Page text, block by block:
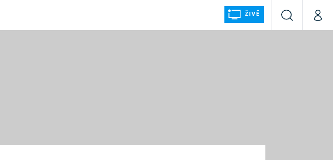
ŽIVĚ
VyhledáváníMůj